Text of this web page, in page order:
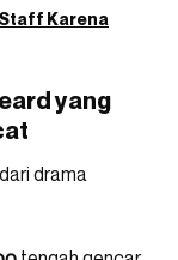
Karena
yang
drama